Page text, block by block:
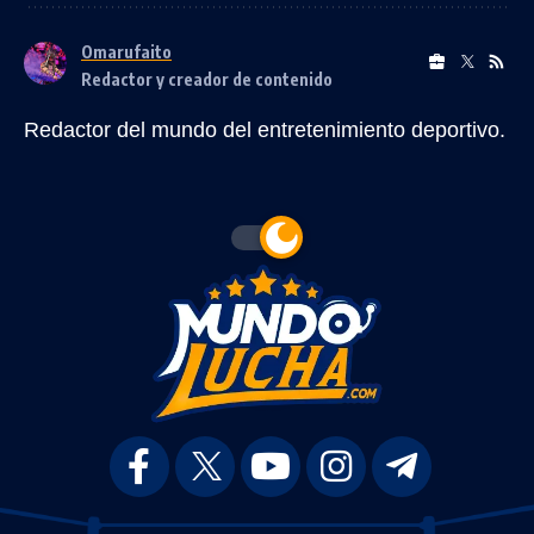
Omarufaito
Redactor y creador de contenido
Redactor del mundo del entretenimiento deportivo.